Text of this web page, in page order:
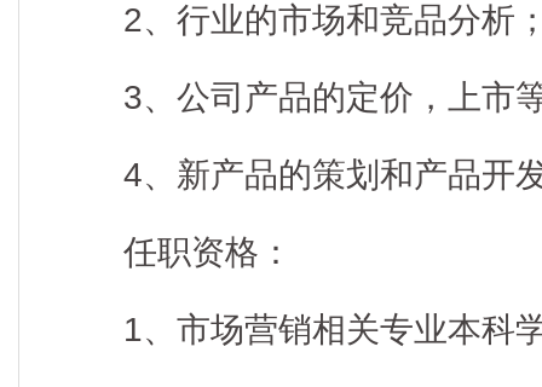
2、行业的市场和竞品分析
3、公司产品的定价，上市
4、新产品的策划和产品开
任职资格：
1、市场营销相关专业本科